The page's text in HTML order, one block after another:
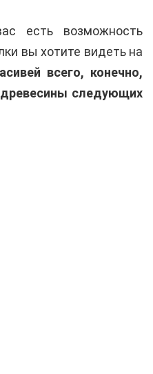
есть возможность
вы хотите видеть на
всего, конечно,
следующих